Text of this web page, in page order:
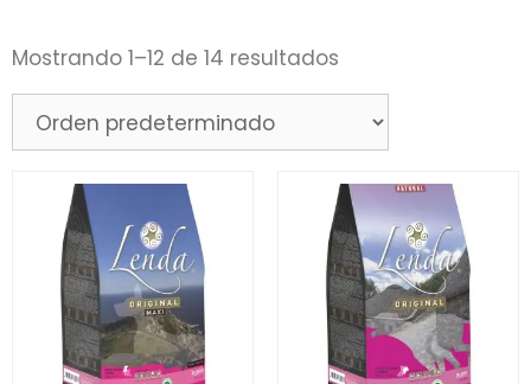
Mostrando 1–12 de 14 resultados